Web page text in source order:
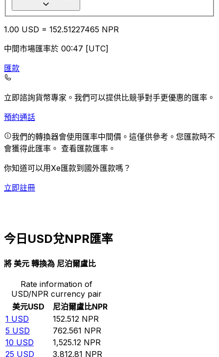
1.00 USD = 152.51227465 NPR
中間市場匯率於 00:47 [UTC]
匯款
立即諮詢貨幣專家。 我們可以提供比競爭對手更優惠的匯率。
預約通話
我們的轉換器會使用匯率中間價。這僅供參考。您匯款時不
會獲得此匯率。 查看匯款匯率。
你知道可以用Xe匯款到國外匯款嗎？
立即註冊
今日USD兌NPR匯率
將 美元 轉換為 尼泊爾盧比
Rate information of
USD/NPR currency pair
美元USD 尼泊爾盧比NPR
1 USD 152.512 NPR
5 USD 762.561 NPR
10 USD 1,525.12 NPR
25 USD 3,812.81 NPR